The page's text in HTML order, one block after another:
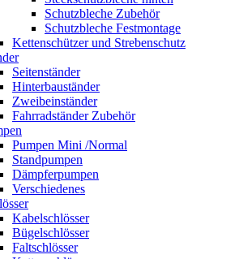
Schutzbleche Zubehör
Schutzbleche Festmontage
Kettenschützer und Strebenschutz
Seitenständer
Hinterbauständer
Zweibeinständer
Fahrradständer Zubehör
Pumpen Mini /Normal
Standpumpen
Dämpferpumpen
Verschiedenes
Kabelschlösser
Bügelschlösser
Faltschlösser